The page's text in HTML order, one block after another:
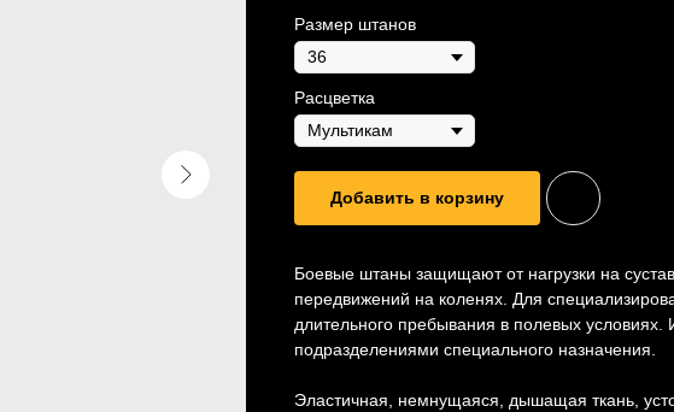
Размер штанов
Расцветка
Добавить в корзину
Боевые штаны защищают от нагрузки на
передвижений на коленях. Для
длительного пребывания в полевых
подразделениями специального назначения.
Эластичная, немнущаяся, дышащая ткань,